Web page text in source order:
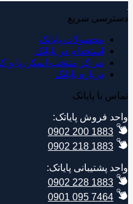
دسترسی سریع
محصولات پایاتک
استخدام در پایاتک
مراکز منتخب اسکن پا و
درباره پایاتک
تماس با پایاتک
واحد فروش پایاتک:
0902 200 1883
0902 218 1883
واحد پشتیبانی پایاتک:
0902 228 1883
0901 095 7464